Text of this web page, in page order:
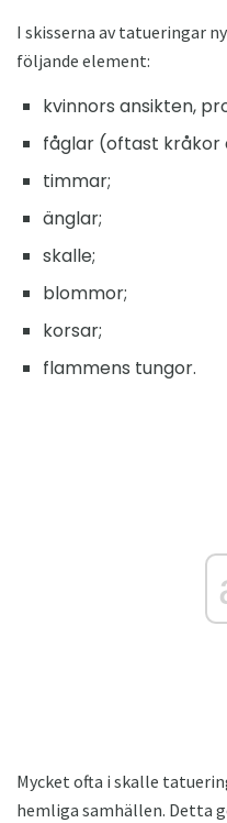
I skisserna av tatueringar
följande element:
kvinnors ansikten,
fåglar (oftast kråkor
timmar;
änglar;
skalle;
blommor;
korsar;
flammens tungor.
Mycket ofta i skalle
hemliga samhällen. Detta